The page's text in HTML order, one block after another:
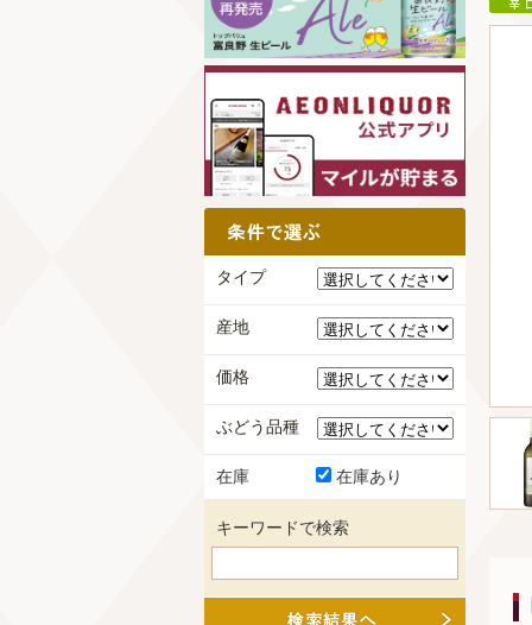
タイプ
産地
価格
ぶどう品種
在庫 在庫あり
キーワードで検索